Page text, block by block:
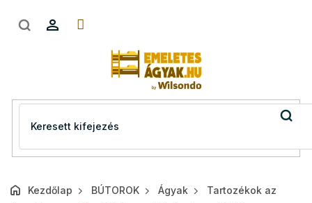
Kezdőlap BÚTOROK Ágyak
Tartozékok az